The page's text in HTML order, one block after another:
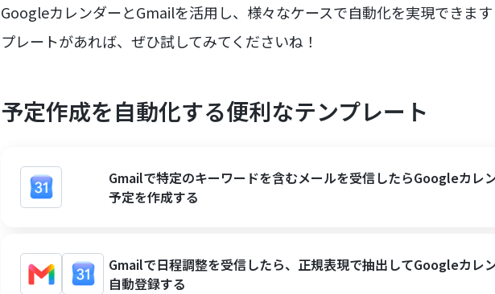
GoogleカレンダーとGmailを活用し、様々なケースで自動化を実現できま
プレートがあれば、ぜひ試してみてくださいね！
予定作成を自動化する便利なテンプレート
Gmailで特定のキーワードを含むメールを受信したらGoogleカレ
予定を作成する
Gmailで日程調整を受信したら、正規表現で抽出してGoogleカレ
自動登録する